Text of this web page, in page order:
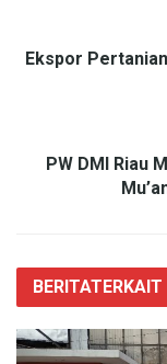
Ekspor
PW DMI Riau
BERITATERKAIT